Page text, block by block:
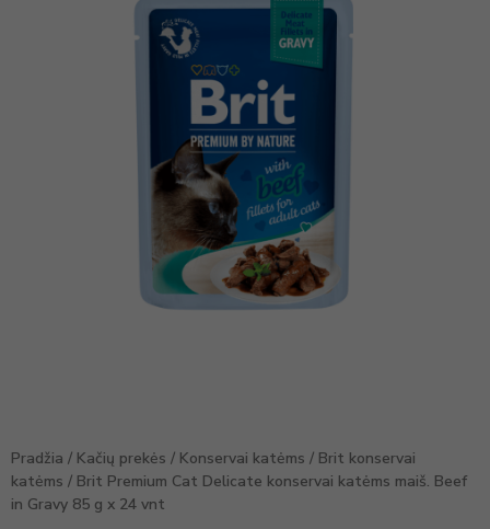
Pradžia / Kačių prekės / Konservai katėms / Brit konservai
katėms / Brit Premium Cat Delicate konservai katėms maiš. Beef
in Gravy 85 g x 24 vnt